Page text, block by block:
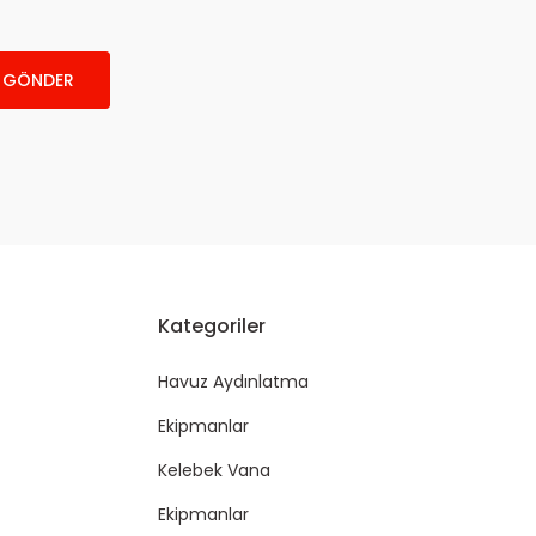
GÖNDER
Kategoriler
Havuz Aydınlatma
Ekipmanlar
Kelebek Vana
Ekipmanlar